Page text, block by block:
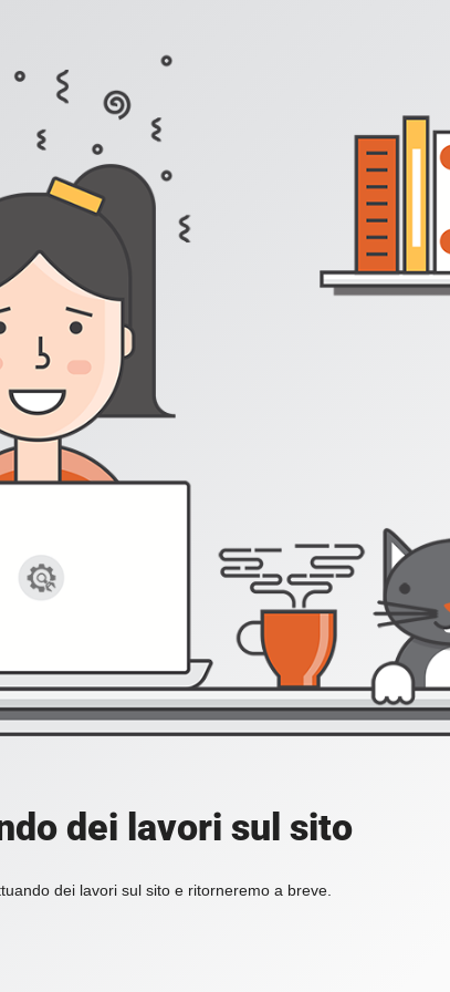
dei lavori sul sito
dei lavori sul sito e ritorneremo a breve.